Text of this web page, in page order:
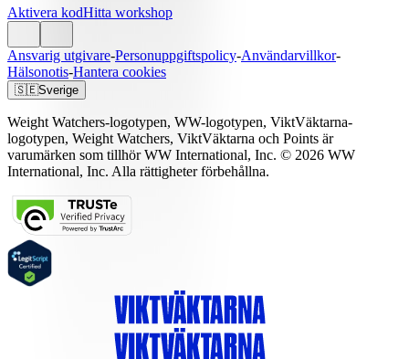
Aktivera kodHitta workshop
Ansvarig utgivare-Personuppgiftspolicy-Användarvillkor-
Hälsonotis-Hantera cookies
🇸🇪Sverige
Weight Watchers-logotypen, WW-logotypen, ViktVäktarna-
logotypen, Weight Watchers, ViktVäktarna och Points är
varumärken som tillhör WW International, Inc. © 2026 WW
International, Inc. Alla rättigheter förbehållna.